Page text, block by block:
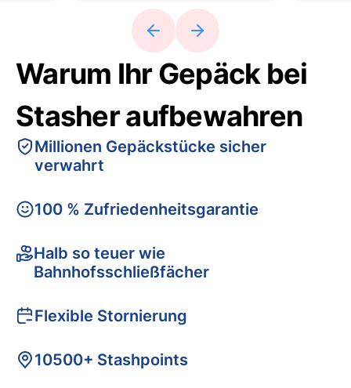
Warum Ihr Gepäck bei
Stasher aufbewahren
Millionen Gepäckstücke sicher
verwahrt
100 % Zufriedenheitsgarantie
Halb so teuer wie
Bahnhofsschließfächer
Flexible Stornierung
10500+ Stashpoints